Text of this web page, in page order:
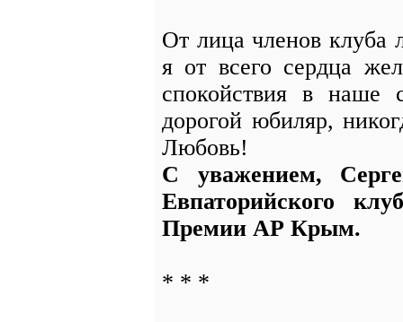
От лица членов клуба
я от всего сердца
спокойствия в наше
дорогой юбиляр,
Любовь!
С уважением,
Евпаторийского
Премии АР Крым.
* * *